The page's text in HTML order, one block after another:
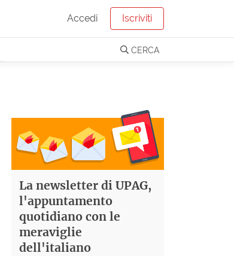
Accedi Iscriviti
CERCA
La newsletter di UPAG,
l'appuntamento
quotidiano con le
meraviglie
dell'italiano